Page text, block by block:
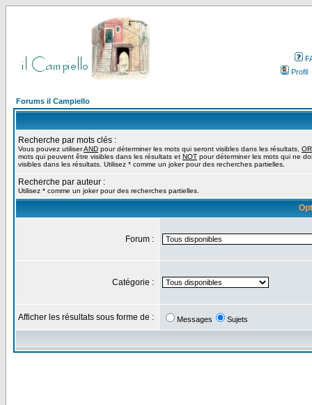
Profil
Forums il Campiello
Recherche par mots clés :
Vous pouvez utiliserAND pour déterminer les mots qui seront visibles dans les résultats, OR
mots qui peuvent être visibles dans les résultats et NOT pour déterminer les mots qui ne
visibles dans les résultats. Utilisez * comme un joker pour des recherches partielles.
Recherche par auteur :
Utilisez * comme un joker pour des recherches partielles.
Forum :
Catégorie :
Afficher les résultats sous forme de : Messages Sujets